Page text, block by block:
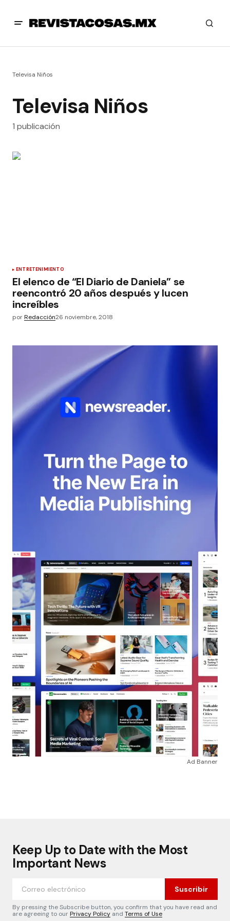
Televisa Niños
Televisa Niños
1 publicación
ENTRETENIMIENTO
El elenco de “El Diario de Daniela” se
reencontró 20 años después y lucen
increíbles
porRedacción26 noviembre, 2018
Ad Banner
Keep Up to Date with the Most
Important News
Suscribir
By pressing the Subscribe button, you confirm that you have read and
are agreeing to ourPrivacy Policy and Terms of Use